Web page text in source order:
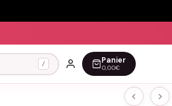
/ Panier
0,00€